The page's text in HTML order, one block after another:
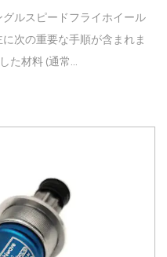
グルスピードフライホイール
次の重要な手順が含まれま
た材料 (通常...